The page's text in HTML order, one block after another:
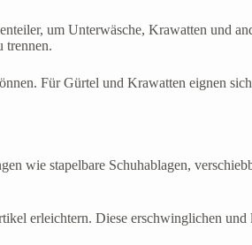
um Unterwäsche, Krawatten und
trennen.
Für Gürtel und Krawatten eignen
wie stapelbare Schuhablagen,
erleichtern. Diese erschwinglichen